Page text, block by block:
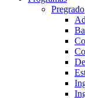
Pregrado